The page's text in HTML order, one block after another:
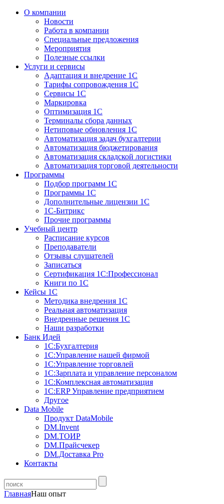
О компании
Новости
Работа в компании
Специальные предложения
Мероприятия
Полезные ссылки
Услуги и сервисы
Адаптация и внедрение 1С
Тарифы сопровождения 1С
Сервисы 1С
Маркировка
Оптимизация 1С
Терминалы сбора данных
Нетиповые обновления 1С
Автоматизация задач бухгалтерии
Автоматизация бюджетирования
Автоматизация складской логистики
Автоматизация торговой деятельности
Программы
Подбор программ 1С
Программы 1С
Дополнительные лицензии 1С
1С-Битрикс
Прочие программы
Учебный центр
Расписание курсов
Преподаватели
Отзывы слушателей
Записаться
Сертификация 1С:Профессионал
Книги по 1С
Кейсы 1С
Методика внедрения 1С
Реальная автоматизация
Внедренные решения 1С
Наши разработки
Банк Идей
1С:Бухгалтерия
1С:Управление нашей фирмой
1С:Управление торговлей
1С:Зарплата и управление персоналом
1С:Комплексная автоматизация
1С:ERP Управление предприятием
Другое
Data Mobile
Продукт DataMobile
DM.Invent
DM.ТОИР
DM.Прайсчекер
DM.Доставка Pro
Контакты
ГлавнаяНаш опыт